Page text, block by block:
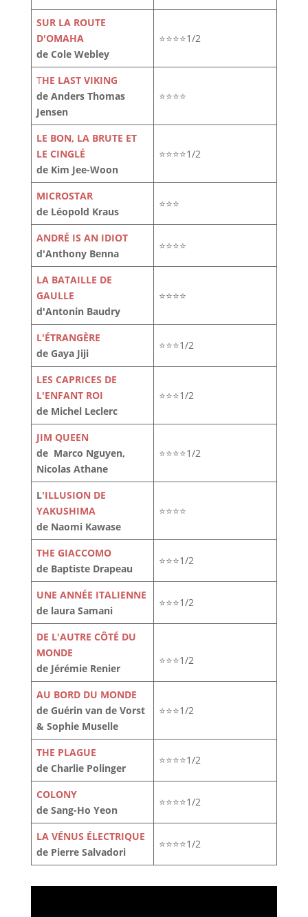
SUR LA ROUTE
D'OMAHA
de Cole Webley
⭐⭐⭐⭐1/2
THE LAST VIKING
de Anders Thomas
Jensen
⭐⭐⭐⭐
LE BON, LA BRUTE ET
LE CINGLÉ
de Kim Jee-Woon
⭐⭐⭐⭐1/2
MICROSTAR
de Léopold Kraus
⭐⭐⭐
ANDRÉ IS AN IDIOT
d'Anthony Benna
⭐⭐⭐⭐
LA BATAILLE DE
GAULLE
d'Antonin Baudry
⭐⭐⭐⭐
L'ÉTRANGÈRE
de Gaya Jiji
⭐⭐⭐1/2
LES CAPRICES DE
L'ENFANT ROI
de Michel Leclerc
⭐⭐⭐1/2
JIM QUEEN
de Marco Nguyen,
Nicolas Athane
⭐⭐⭐⭐1/2
L'ILLUSION DE
YAKUSHIMA
de Naomi Kawase
⭐⭐⭐⭐
THE GIACCOMO
de Baptiste Drapeau
⭐⭐⭐1/2
UNE ANNÉE ITALIENNE
de laura Samani
⭐⭐⭐1/2
DE L'AUTRE CÔTÉ DU
MONDE
de Jérémie Renier
⭐⭐⭐1/2
AU BORD DU MONDE
de Guérin van de Vorst
& Sophie Muselle
⭐⭐⭐1/2
THE PLAGUE
de Charlie Polinger
⭐⭐⭐⭐1/2
COLONY
de Sang-Ho Yeon
⭐⭐⭐⭐1/2
LA VÉNUS ÉLECTRIQUE
de Pierre Salvadori
⭐⭐⭐⭐1/2